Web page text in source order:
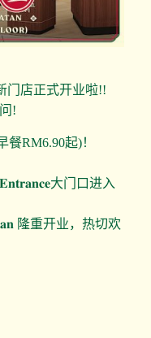
门店正式开业啦!!
!
RM6.90起)！
大门口进入
隆重开业，热切欢